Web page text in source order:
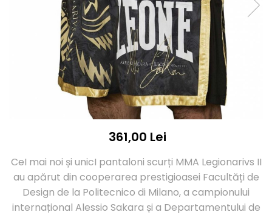
Saci box uppercut/clepsidra
Saci box gonflabili
Sisteme de prindere/Accesorii
Minge/Para cu dubla fixare
Platforma/Para box
Perne/Echipamente perete
ArteMartiale/Karate/Kickboxing
Kimono / Gi / Dobok Arte Martiale
Martiale/Karate/Kickboxing
Centuri Arte Martiale/Karate
Arme Arte Martiale
Accesorii/Diverse
Bandaje/Fese/Manusi protectie
Funii/Franghii Antrenament
Imbracaminte pt Fitness
Benzi Alergare
Biciclete/Spinning
Corzi/Benzi Elastice/Expandere
Stander/Suport
361,00 Lei
CeI mai noi și unicI pantaloni scurți MMA Legionarivs II
au apărut din cooperarea prestigioasei Facultăți de
Design de la Politecnico di Milano, a campionului
internațional Alessio Sakara și a Departamentului de